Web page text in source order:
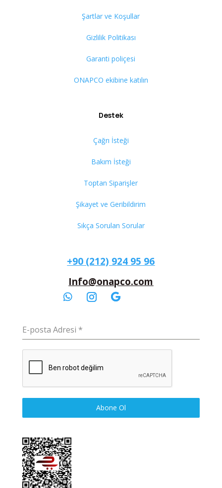
Şartlar ve Koşullar
Gizlilik Politikası
Garanti poliçesi
ONAPCO ekibine katılın
Destek
Çağrı İsteği
Bakım İsteği
Toptan Siparişler
Şikayet ve Geribildirim
Sıkça Sorulan Sorular
+90 (212) 924 95 96
Info@onapco.com
E-posta Adresi *
Abone Ol